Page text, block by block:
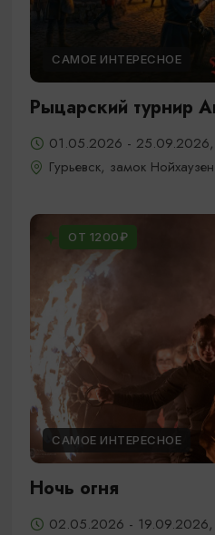
САМОЕ ИНТЕРЕСНОЕ
Рыцарский турнир
01.05.2026 -
Гурьевск, замок Нойхаузен
ОТ 1200₽
САМОЕ ИНТЕРЕСНОЕ
Ночь огня
02.05.2026 -